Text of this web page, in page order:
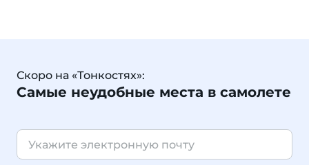
Скоро на «Тонкостях»:
Самые неудобные места в самолете